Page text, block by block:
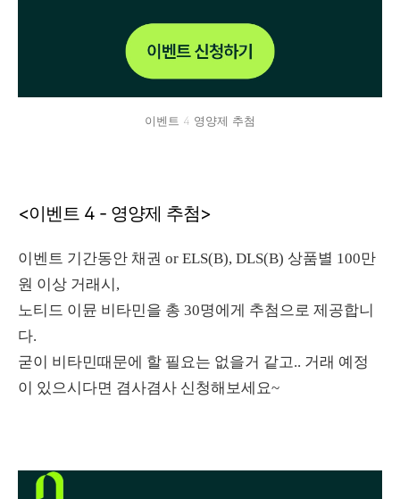
이벤트 4 영양제 추첨
<이벤트 4 - 영양제 추첨>
이벤트 기간동안 채권 or ELS(B), DLS(B) 상품별 100만
원 이상 거래시,
노티드 이뮨 비타민을 총 30명에게 추첨으로 제공합니
다.
굳이 비타민때문에 할 필요는 없을거 같고.. 거래 예정
이 있으시다면 겸사겸사 신청해보세요~